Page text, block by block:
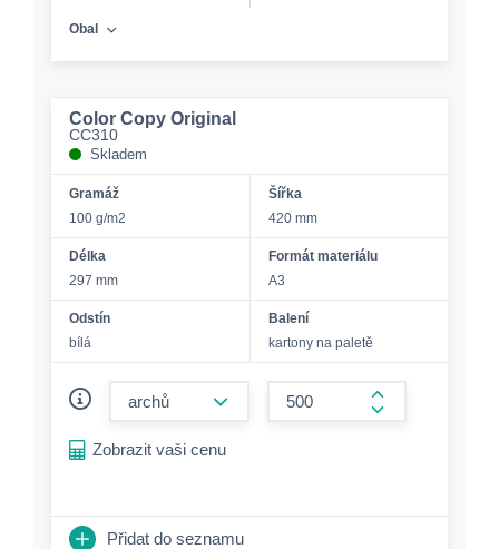
Obal
Color Copy Original
CC310
Skladem
Gramáž
100 g/m2
Šířka
420 mm
Délka
297 mm
Formát materiálu
A3
Odstín
bílá
Balení
kartony na paletě
form.increase-
Zobrazit vaši cenu
Přidat do seznamu